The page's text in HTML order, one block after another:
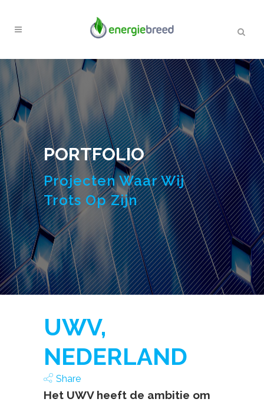
PORTFOLIO
Projecten Waar Wij
Trots Op Zijn
UWV,
NEDERLAND
Share
Het UWV heeft de ambitie om